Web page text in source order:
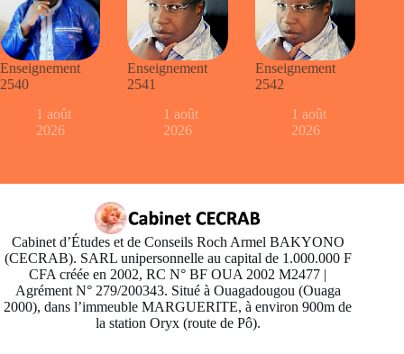
Enseignement
2540
1 août
2026
Enseignement
2541
1 août
2026
Enseignement
2542
1 août
2026
Cabinet d’Études et de Conseils Roch Armel BAKYONO
(CECRAB). SARL unipersonnelle au capital de 1.000.000 F
CFA créée en 2002, RC N° BF OUA 2002 M2477 |
Agrément N° 279/200343. Situé à Ouagadougou (Ouaga
2000), dans l’immeuble MARGUERITE, à environ 900m de
la station Oryx (route de Pô).